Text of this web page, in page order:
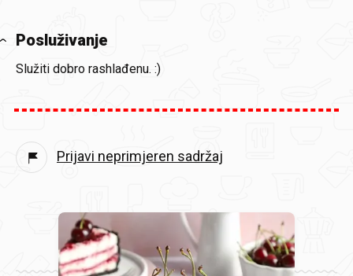
Posluživanje
Služiti dobro rashlađenu. :)
Prijavi neprimjeren sadržaj